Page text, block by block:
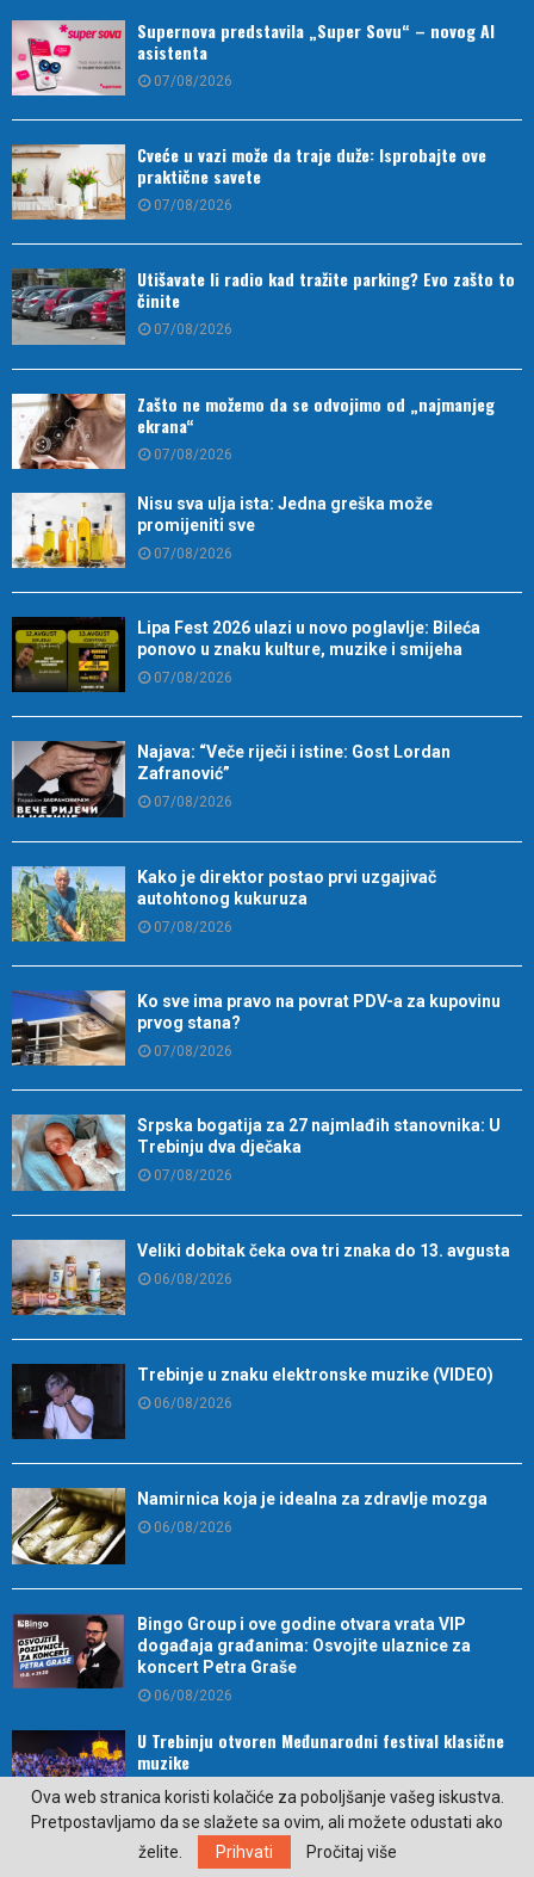
Supernova predstavila „Super Sovu“ – novog AI
asistenta
07/08/2026
Cveće u vazi može da traje duže: Isprobajte ove
praktične savete
07/08/2026
Utišavate li radio kad tražite parking? Evo zašto to
činite
07/08/2026
Zašto ne možemo da se odvojimo od „najmanjeg
ekrana“
07/08/2026
Nisu sva ulja ista: Jedna greška može
promijeniti sve
07/08/2026
Lipa Fest 2026 ulazi u novo poglavlje: Bileća
ponovo u znaku kulture, muzike i smijeha
07/08/2026
Najava: “Veče riječi i istine: Gost Lordan
Zafranović”
07/08/2026
Kako je direktor postao prvi uzgajivač
autohtonog kukuruza
07/08/2026
Ko sve ima pravo na povrat PDV-a za kupovinu
prvog stana?
07/08/2026
Srpska bogatija za 27 najmlađih stanovnika: U
Trebinju dva dječaka
07/08/2026
Veliki dobitak čeka ova tri znaka do 13. avgusta
06/08/2026
Trebinje u znaku elektronske muzike (VIDEO)
06/08/2026
Namirnica koja je idealna za zdravlje mozga
06/08/2026
Bingo Group i ove godine otvara vrata VIP
događaja građanima: Osvojite ulaznice za
koncert Petra Graše
06/08/2026
U Trebinju otvoren Međunarodni festival klasične
muzike
06/08/2026
Trebinje domaćin izložbe radova legendarnog
Ova web stranica koristi kolačiće za poboljšanje vašeg iskustva.
Pretpostavljamo da se slažete sa ovim, ali možete odustati ako
želite.
Prihvati Pročitaj više